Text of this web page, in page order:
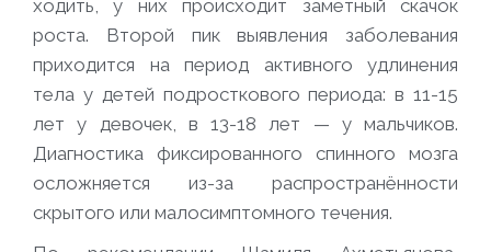
ходить, у них происходит заметный скачок
роста. Второй пик выявления заболевания
приходится на период активного удлинения
тела у детей подросткового периода: в 11-15
лет у девочек, в 13-18 лет — у мальчиков.
Диагностика фиксированного спинного мозга
осложняется из-за распространённости
скрытого или малосимптомного течения.